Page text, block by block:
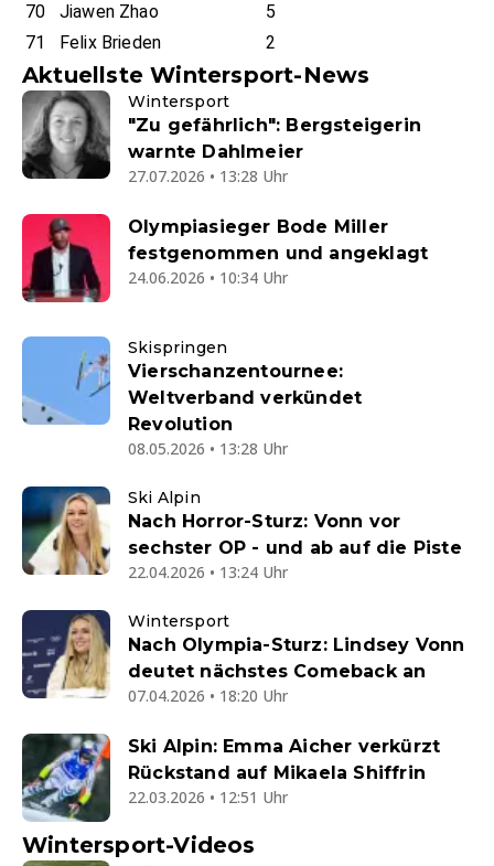
70
Jiawen Zhao
5
71
Felix Brieden 2
Aktuellste Wintersport-News
Wintersport
"Zu gefährlich": Bergsteigerin
warnte Dahlmeier
27.07.2026 • 13:28 Uhr
Olympiasieger Bode Miller
festgenommen und angeklagt
24.06.2026 • 10:34 Uhr
Skispringen
Vierschanzentournee:
Weltverband verkündet
Revolution
08.05.2026 • 13:28 Uhr
Ski Alpin
Nach Horror-Sturz: Vonn vor
sechster OP - und ab auf die Piste
22.04.2026 • 13:24 Uhr
Wintersport
Nach Olympia-Sturz: Lindsey Vonn
deutet nächstes Comeback an
07.04.2026 • 18:20 Uhr
Ski Alpin: Emma Aicher verkürzt
Rückstand auf Mikaela Shiffrin
22.03.2026 • 12:51 Uhr
Wintersport-Videos